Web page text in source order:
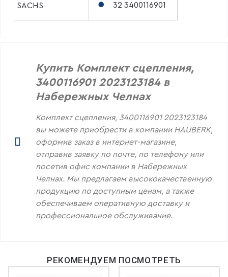
SACHS 32 3400116901
Купить Комплект сцепления,
3400116901 2023123184 в
Набережных Челнах
Комплект сцепления, 3400116901 2023123184
вы можете приобрести в компании HAUBERK,
оформив заказ в интернет-магазине,
отправив заявку по почте, по телефону или
посетив офис компании в Набережных
Челнах. Мы предлагаем высококачественную
продукцию по доступным ценам, а также
обеспечиваем оперативную доставку и
профессиональное обслуживание.
РЕКОМЕНДУЕМ ПОСМОТРЕТЬ